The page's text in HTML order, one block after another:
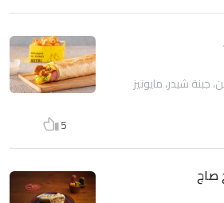
جبنة شيدر، مايونيز
5
صاج